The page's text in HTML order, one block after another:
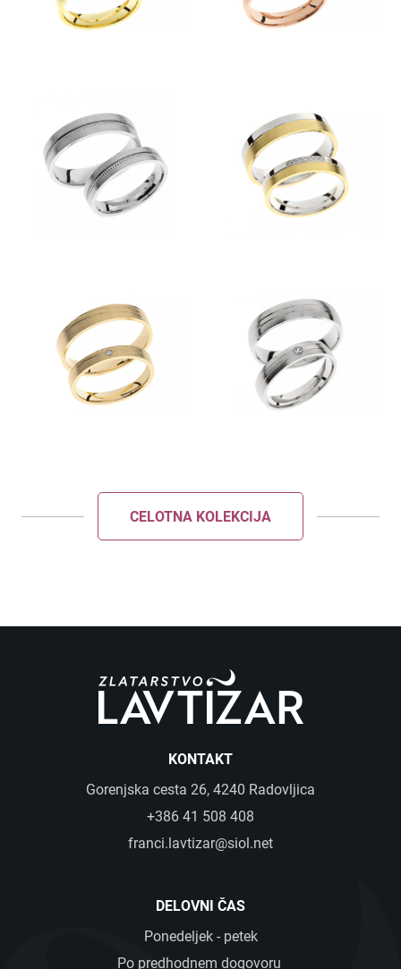
Predstavitev
POŠLJI ZAPRI
CELOTNA KOLEKCIJA
KONTAKT
Gorenjska cesta 26, 4240 Radovljica
+386 41 508 408
franci.lavtizar@siol.net
DELOVNI ČAS
Ponedeljek - petek
Po predhodnem dogovoru